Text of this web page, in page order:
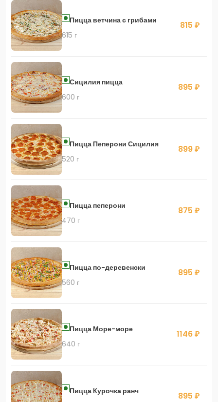
Пицца ветчина с грибами
615 г
815 ₽
Сицилия пицца
600 г
895 ₽
Пицца Пеперони Сицилия
520 г
899 ₽
Пицца пеперони
470 г
875 ₽
Пицца по-деревенски
560 г
895 ₽
Пицца Море-море
640 г
1146 ₽
Пицца Курочка ранч
895 ₽